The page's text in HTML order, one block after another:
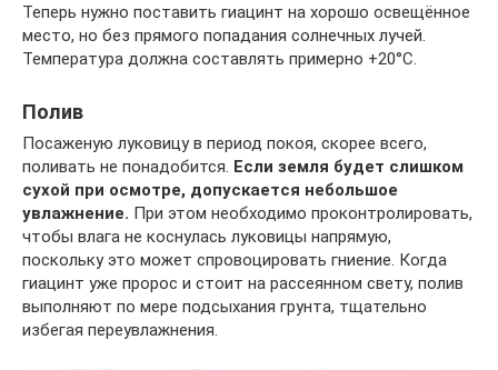
Теперь нужно поставить гиацинт на хорошо освещённое
место, но без прямого попадания солнечных лучей.
Температура должна составлять примерно +20°C.
Полив
Посаженую луковицу в период покоя, скорее всего,
поливать не понадобится. Если земля будет слишком
сухой при осмотре, допускается небольшое
увлажнение. При этом необходимо проконтролировать,
чтобы влага не коснулась луковицы напрямую,
поскольку это может спровоцировать гниение. Когда
гиацинт уже пророс и стоит на рассеянном свету, полив
выполняют по мере подсыхания грунта, тщательно
избегая переувлажнения.